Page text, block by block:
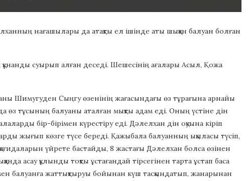
нағашылары да атақты ел ішінде аты шыққан балуан болған
суырып алған деседі. Шешесінің ағалары Асыл, Қожа
Шимугуден Сыңгу өзенінің жағасындағы өз тұрағына арнайы
тұсының балуаны аталған мықты адам еді. Оның үстіне дін
бір-бірімен күрестіру еді. Дәлелхан дін оқуына кіріп
жығып көзге түсе береді. Қажыбала балуанның ықыласы түсіп,
үйрете бастайды, 8 жастағы Дәлелхан болса өзінен
асау құлынды тоқты ұстағандай тірсегінен тарта ұстап баса
балуанға жаттықтыруы бойынан күш тасқындатып, жанарынан